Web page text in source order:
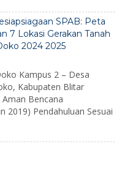
2026
SPAB: Peta
7 Lokasi Gerakan Tanah
2024 2025
Kampus 2 – Desa
Kabupaten Blitar
Bencana
2019) Pendahuluan Sesuai